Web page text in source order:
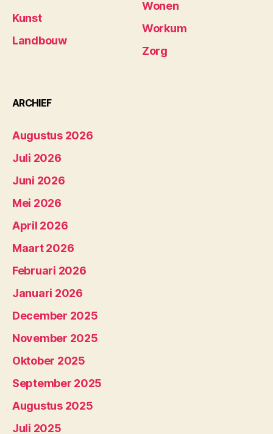
Kunst
Landbouw
Wonen
Workum
Zorg
ARCHIEF
Augustus 2026
Juli 2026
Juni 2026
Mei 2026
April 2026
Maart 2026
Februari 2026
Januari 2026
December 2025
November 2025
Oktober 2025
September 2025
Augustus 2025
Juli 2025